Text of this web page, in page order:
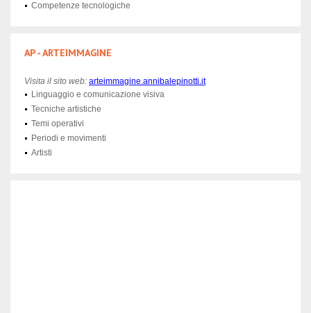
Competenze tecnologiche
AP - ARTEIMMAGINE
Visita il sito web: arteimmagine.annibalepinotti.it
Linguaggio e comunicazione visiva
Tecniche artistiche
Temi operativi
Periodi e movimenti
Artisti